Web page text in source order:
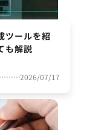
ツールを紹
も解説
2026/07/17